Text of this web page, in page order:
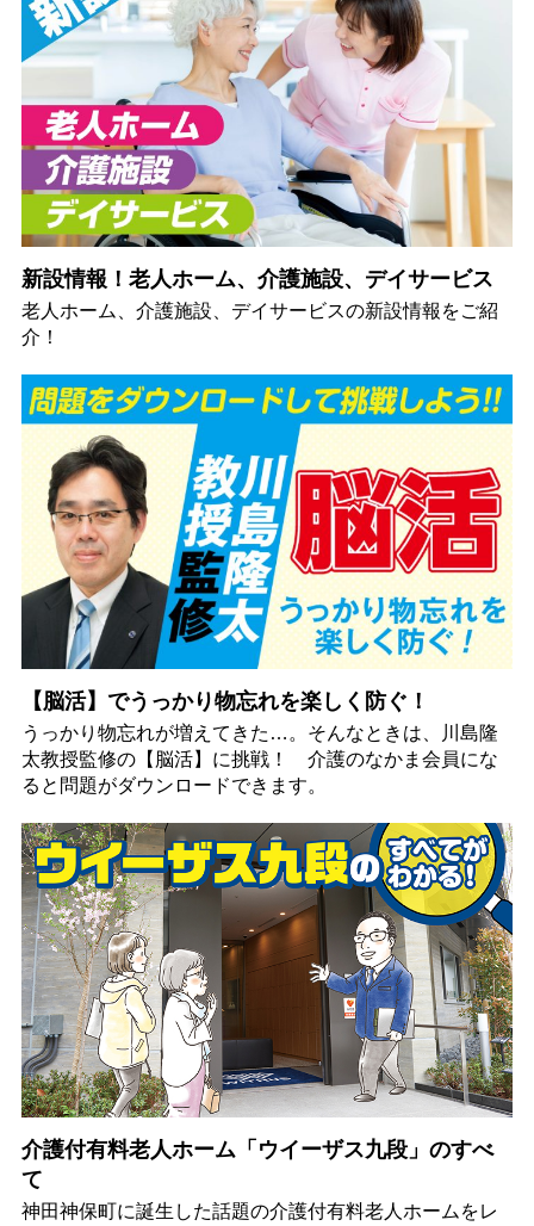
新設情報！老人ホーム、介護施設、デイサービス
老人ホーム、介護施設、デイサービスの新設情報をご紹
介！
【脳活】でうっかり物忘れを楽しく防ぐ！
うっかり物忘れが増えてきた…。そんなときは、川島隆
太教授監修の【脳活】に挑戦！ 介護のなかま会員にな
ると問題がダウンロードできます。
介護付有料老人ホーム「ウイーザス九段」のすべ
て
神田神保町に誕生した話題の介護付有料老人ホームをレ